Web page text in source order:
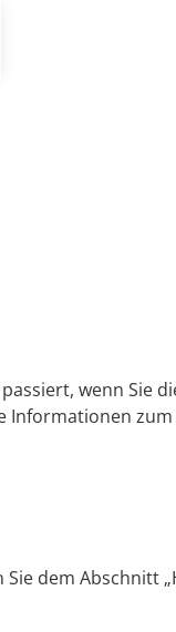
wenn Sie
dem Abschnitt